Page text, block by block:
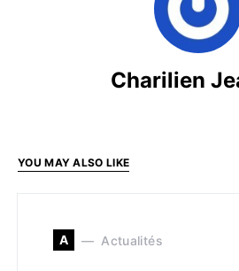
Charilien
YOU MAY ALSO LIKE
A Actualités